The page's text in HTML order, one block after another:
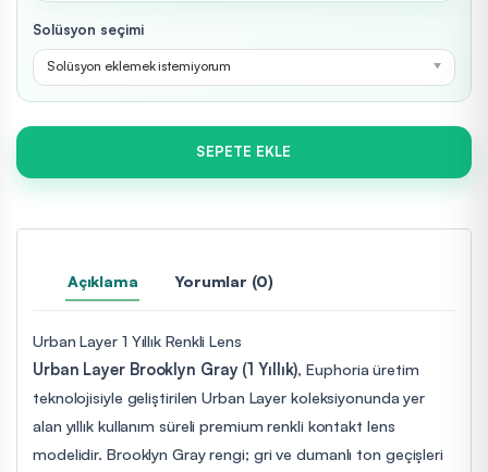
Solüsyon seçimi
Solüsyon eklemek istemiyorum
SEPETE EKLE
Açıklama Yorumlar (0)
Urban Layer 1 Yıllık Renkli Lens
Urban Layer Brooklyn Gray (1 Yıllık), Euphoria üretim
teknolojisiyle geliştirilen Urban Layer koleksiyonunda yer
alan yıllık kullanım süreli premium renkli kontakt lens
modelidir. Brooklyn Gray rengi; gri ve dumanlı ton geçişleri